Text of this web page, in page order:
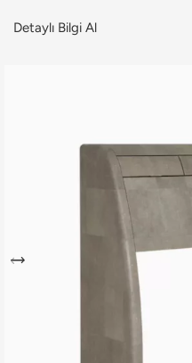
Detaylı Bilgi Al